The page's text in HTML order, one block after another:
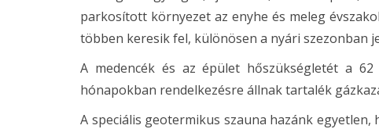
parkosított környezet az enyhe és meleg
többen keresik fel, különösen a nyári szezonban
A medencék és az épület hőszükségletét a
hónapokban rendelkezésre állnak tartalék
A speciális geotermikus szauna hazánk